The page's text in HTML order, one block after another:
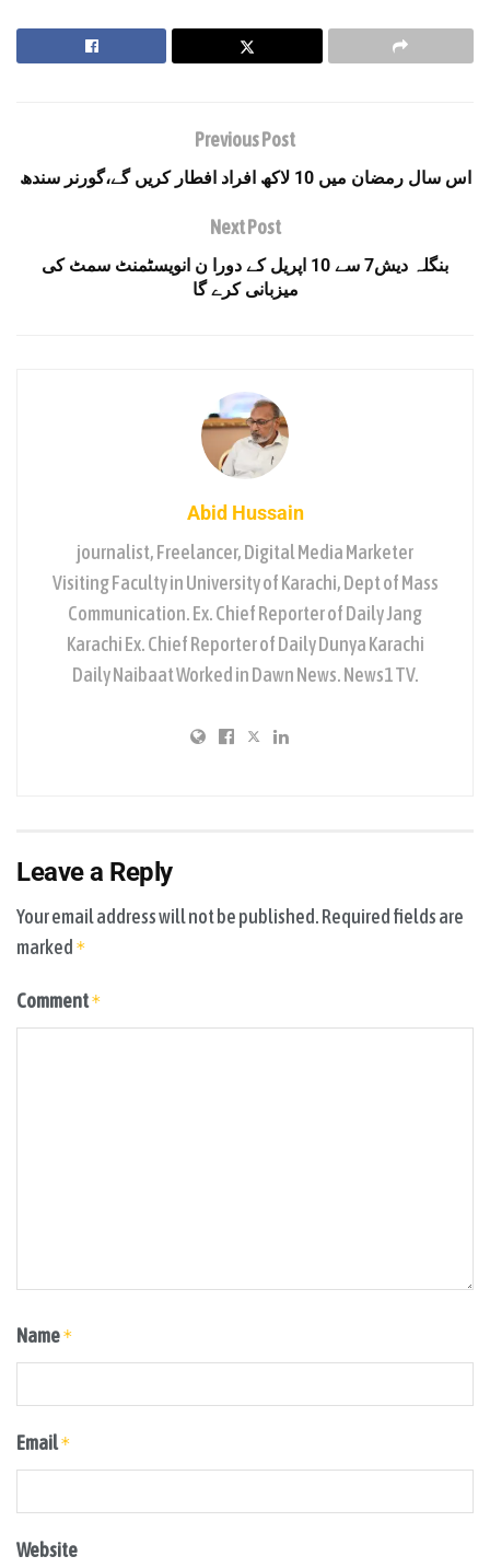
Previous Post
اس سال رمضان میں 10 لاکھ افراد افطار کریں گے،گورنر سندھ
Next Post
بنگلہ دیش7 سے 10 اپریل کے دورا ن انویسٹمنٹ سمٹ کی
میزبانی کرے گا
Abid Hussain
journalist, Freelancer, Digital Media Marketer
Visiting Faculty in University of Karachi, Dept of Mass
Communication. Ex. Chief Reporter of Daily Jang
Karachi Ex. Chief Reporter of Daily Dunya Karachi
Daily Naibaat Worked in Dawn News. News1 TV.
Leave a Reply
Your email address will not be published.Required fields are
marked *
Comment*
Name*
Email*
Website